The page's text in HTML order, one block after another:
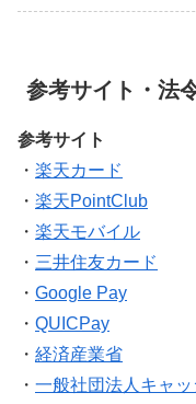
参考サイト・法
参考サイト
・ 楽天カード
・ 楽天PointClub
・ 楽天モバイル
・ 三井住友カード
・ Google Pay
・ QUICPay
・ 経済産業省
・ 一般社団法人キャ